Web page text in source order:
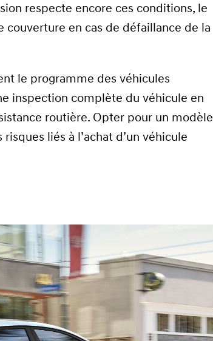
respecte encore ces conditions, le
couverture en cas de défaillance de la
le programme des véhicules
inspection complète du véhicule en
routière. Opter pour un modèle
liés à l’achat d’un véhicule